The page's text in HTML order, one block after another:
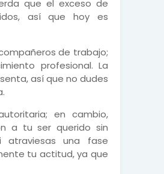
que el exceso de
así que hoy es
de trabajo;
profesional. La
así que no dudes
en cambio,
a tu ser querido sin
atraviesas una fase
tu actitud, ya que